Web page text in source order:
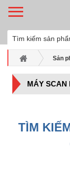
Sản
Máy scan liên
MÁY SCAN
TÌM